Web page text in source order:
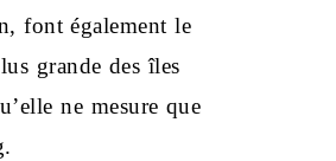
font également le
grande des îles
ne mesure que